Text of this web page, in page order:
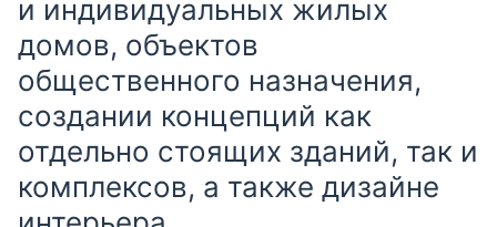
и индивидуальных жилых
домов, объектов
общественного назначения,
создании концепций как
отдельно стоящих зданий, так и
комплексов, а также дизайне